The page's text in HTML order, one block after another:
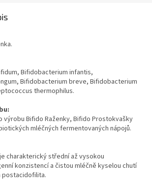
Bifidobacterium infantis,
Bifidobacterium breve, Bifidobacterium
thermophilus.
výrobu Bifido Raženky, Bifido Prostokvašky
mléčných fermentovaných nápojů.
charakterický střední až vysokou
konzistencí a čistou mléčně kyselou chutí
postacidofilita.